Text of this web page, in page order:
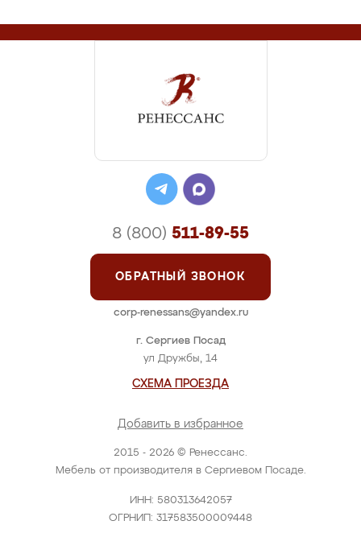
2015 - 2026 © Ренессанс.
Мебель от производителя в Сергиевом Посаде.
ИНН: 580313642057
ОГРНИП: 317583500009448
г. Сергиев Посад
ул Дружбы, 14
СХЕМА ПРОЕЗДА
Добавить в избранное
8 (800) 511-89-55
ОБРАТНЫЙ ЗВОНОК
corp-renessans@yandex.ru